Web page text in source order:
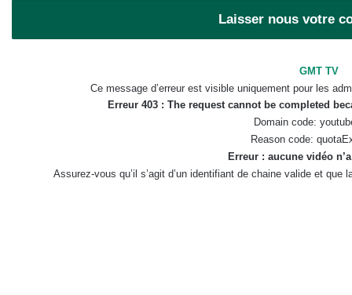
Laisser nous votre
GMT TV
Ce message d’erreur est visible uniquement pour les
Erreur 403 : The request cannot be completed
Domain code:
Reason code:
Erreur : aucune vidéo
Assurez-vous qu’il s’agit d’un identifiant de chaine valide et